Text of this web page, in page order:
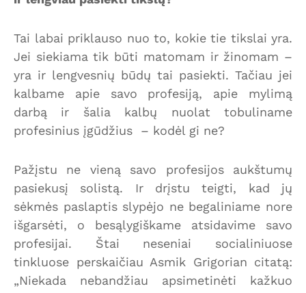
Tai labai priklauso nuo to, kokie tie tikslai yra.
Jei siekiama tik būti matomam ir žinomam –
yra ir lengvesnių būdų tai pasiekti. Tačiau jei
kalbame apie savo profesiją, apie mylimą
darbą ir šalia kalbų nuolat tobuliname
profesinius įgūdžius – kodėl gi ne?
Pažįstu ne vieną savo profesijos aukštumų
pasiekusį solistą. Ir drįstu teigti, kad jų
sėkmės paslaptis slypėjo ne begaliniame nore
išgarsėti, o besąlygiškame atsidavime savo
profesijai. Štai neseniai socialiniuose
tinkluose perskaičiau Asmik Grigorian citatą:
„Niekada nebandžiau apsimetinėti kažkuo